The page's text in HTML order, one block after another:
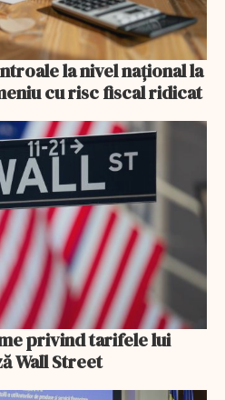
la nivel naţional la
cu risc fiscal ridicat
privind tarifele lui
Wall Street